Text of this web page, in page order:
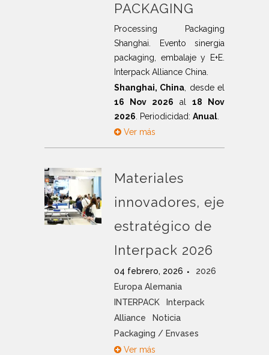
PACKAGING
Processing Packaging
Shanghai. Evento sinergia
packaging, embalaje y E+E.
Interpack Alliance China.
Shanghai, China , desde el
16 Nov 2026 al 18 Nov
2026 . Periodicidad: Anual
Ver más
Materiales
innovadores, eje
estratégico de
Interpack 2026
04 febrero, 2026
2026
Europa Alemania
INTERPACK
Interpack
Alliance
Noticia
Packaging / Envases
Ver más